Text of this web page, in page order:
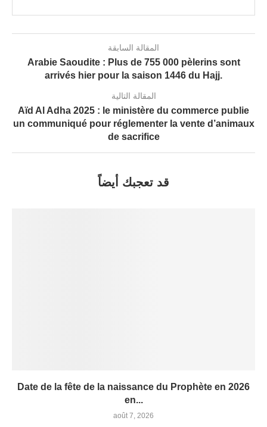
المقالة السابقة
Arabie Saoudite : Plus de 755 000 pèlerins sont
arrivés hier pour la saison 1446 du Hajj.
المقالة التالية
Aïd Al Adha 2025 : le ministère du commerce publie
un communiqué pour réglementer la vente d’animaux
de sacrifice
قد تعجبك أيضاً
Date de la fête de la naissance du Prophète en 2026
en...
août 7, 2026